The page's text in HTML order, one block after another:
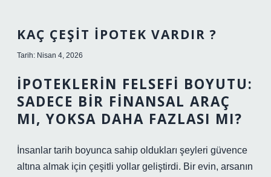
KAÇ ÇEŞIT IPOTEK VARDIR ?
Tarih: Nisan 4, 2026
İPOTEKLERIN FELSEFI BOYUTU:
SADECE BIR FINANSAL ARAÇ
MI, YOKSA DAHA FAZLASI MI?
İnsanlar tarih boyunca sahip oldukları şeyleri güvence
altına almak için çeşitli yollar geliştirdi. Bir evin, arsanın